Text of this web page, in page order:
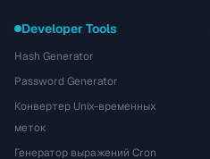
Developer Tools
Hash Generator
Password Generator
Конвертер Unix-временных
меток
Генератор выражений Cron